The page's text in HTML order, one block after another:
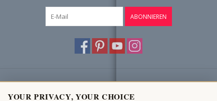
ABONNIEREN
YOUR PRIVACY, YOUR CHOICE